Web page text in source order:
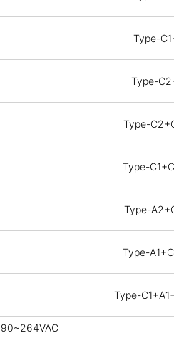
Type-
Type-
Type-
Type-
Type-
Type-
Type-
90~264VAC